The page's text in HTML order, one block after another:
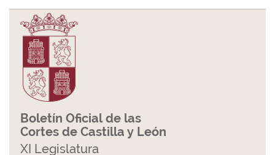
Boletín Oficial de las
Cortes de Castilla y León
XI Legislatura